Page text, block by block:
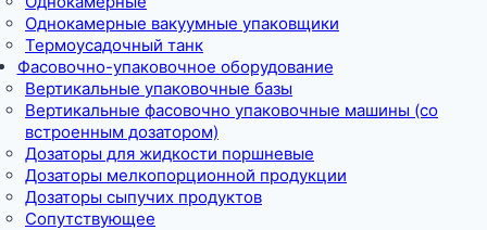
Однокамерные вакуумные упаковщики
Термоусадочный танк
Фасовочно-упаковочное оборудование
Вертикальные упаковочные базы
Вертикальные фасовочно упаковочные машины (со
встроенным дозатором)
Дозаторы для жидкости поршневые
Дозаторы мелкопорционной продукции
Дозаторы сыпучих продуктов
Сопутствующее